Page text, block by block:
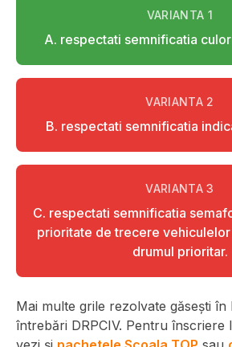
VARIANTA 1
A. respectati semnificatia
VARIANTA 2
B. respectati semnificatia
VARIANTA3
C. respectati semnificatia
prioritate de trecere
drumul prioritar.
Mai multe grile rezolvate găsești în
întrebări DRPCIV. Pentru înscriere